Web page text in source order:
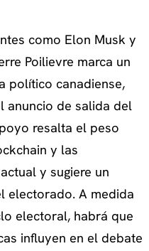
como Elon Musk y
Poilievre marca un
político canadiense,
anuncio de salida del
resalta el peso
y las
y sugiere un
electorado. A medida
electoral, habrá que
influyen en el debate